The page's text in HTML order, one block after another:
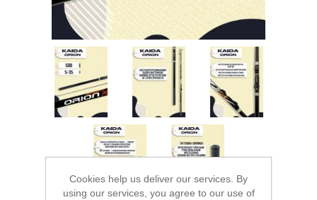
Аксессуары для лодок
Cookies help us deliver our services. By
using our services, you agree to our use of